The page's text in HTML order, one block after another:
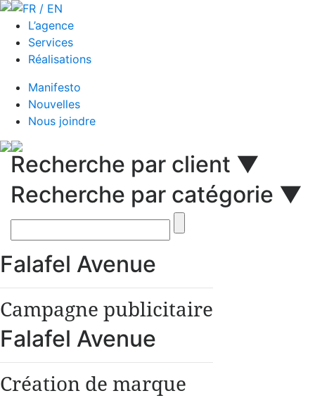
FR / EN
L’agence
Services
Réalisations
Manifesto
Nouvelles
Nous joindre
Recherche par client ▼
Recherche par catégorie ▼
Falafel Avenue
Campagne publicitaire
Falafel Avenue
Création de marque